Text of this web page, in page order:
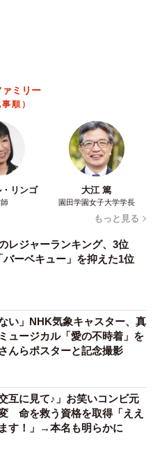
俳優みたく…」国民的バンド
ト 競馬界の57歳レジェンド
喫ショット」に驚きの声続々
営者情報」を見る人は約8
イト・怪しいサイトの判断基
てきたんです、帰らない
90歳母、障害のある60歳次
き詰まり…【司法書士の現場
同伴の避難を諦める人に胸を
の受け入れ先をアプリに表
所マップ」が始動
勤務 カード支払い日直前は
われる風俗嬢 それでも足り
ガールズバー副業【現役キャ